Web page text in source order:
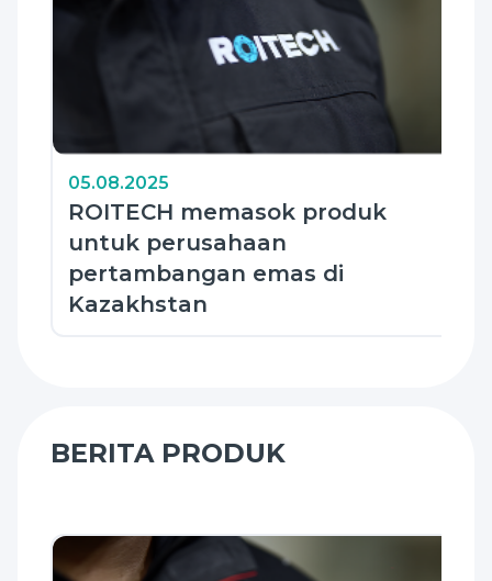
05.08.2025
ROITECH memasok produk
untuk perusahaan
pertambangan emas di
Kazakhstan
BERITA PRODUK